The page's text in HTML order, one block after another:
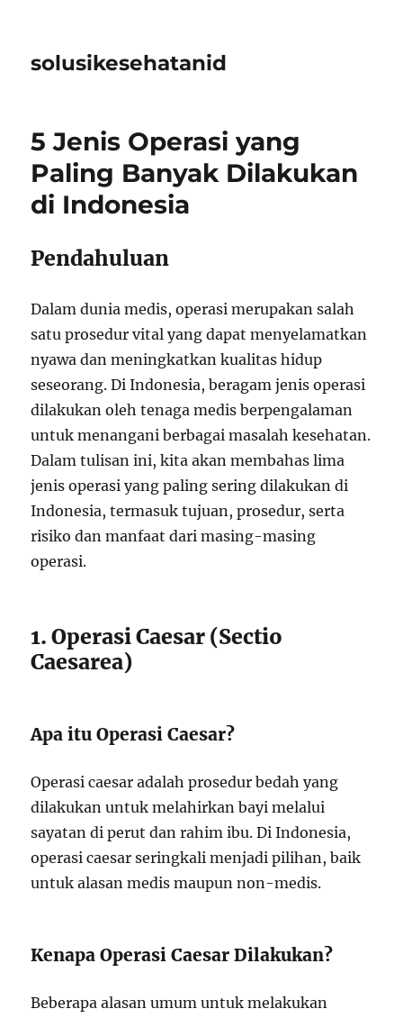
solusikesehatanid
5 Jenis Operasi yang
Paling Banyak Dilakukan
di Indonesia
Pendahuluan
Dalam dunia medis, operasi merupakan salah
satu prosedur vital yang dapat menyelamatkan
nyawa dan meningkatkan kualitas hidup
seseorang. Di Indonesia, beragam jenis operasi
dilakukan oleh tenaga medis berpengalaman
untuk menangani berbagai masalah kesehatan.
Dalam tulisan ini, kita akan membahas lima
jenis operasi yang paling sering dilakukan di
Indonesia, termasuk tujuan, prosedur, serta
risiko dan manfaat dari masing-masing
operasi.
1. Operasi Caesar (Sectio
Caesarea)
Apa itu Operasi Caesar?
Operasi caesar adalah prosedur bedah yang
dilakukan untuk melahirkan bayi melalui
sayatan di perut dan rahim ibu. Di Indonesia,
operasi caesar seringkali menjadi pilihan, baik
untuk alasan medis maupun non-medis.
Kenapa Operasi Caesar Dilakukan?
Beberapa alasan umum untuk melakukan